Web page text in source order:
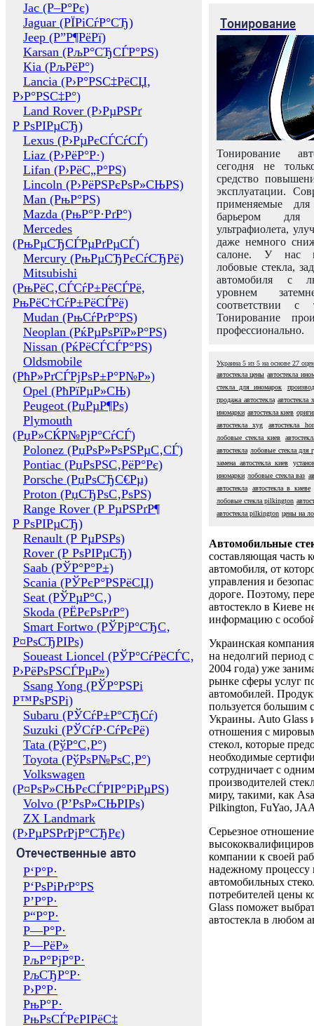
Jac (Р–Р°Рє)
Jaguar (РЇРіСѓР°СЂ)
Jeep (Р”Р¶РёРї)
Karsan (РљР°СЂСЃР°РЅ)
Kia (РљРёР°)
Lancia (Р›Р°РЅС‡РёСЏ,
Р›Р°РЅС‡Р°)
Land Rover (Р›РµРЅРґ
Р РѕРІРµСЂ)
Lexus (Р›РµРєСЃСѓСЃ)
Liaz (Р›РёР°Р·)
Lifan (Р›РёС„Р°РЅ)
Lincoln (Р›РёРЅРєРѕР»СЊРЅ)
Man (РњР°РЅ)
Mazda (РњР°Р·РґР°)
Mercedes
(РњРµСЂСЃРµРґРµСЃ)
Mercury (РњРµСЂРєСѓСЂРё)
Mitsubishi
(РњРёС‚СЃСѓР±РёСЃРё,
РњРёС†СѓР±РёСЃРё)
Mudan (РњСѓРґР°РЅ)
Neoplan (РќРµРѕРїР»Р°РЅ)
Nissan (РќРёСЃСЃР°РЅ)
Oldsmobile
(РћР»РґСЃРјРѕР±Р°Р№Р»)
Opel (РћРїРµР»СЊ)
Peugeot (РџРµР¶Рѕ)
Plymouth
(РџР»СЌР№РјР°СѓСЃ)
Polonez (РџРѕР»РѕРЅРµС‚СЃ)
Pontiac (РџРѕРЅС‚РёР°Рє)
Porsche (РџРѕСЂС€Рµ)
Proton (РџСЂРѕС‚РѕРЅ)
Range Rover (Р РµРЅРґР¶
Р РѕРІРµСЂ)
Renault (Р РµРЅРѕ)
Rover (Р РѕРІРµСЂ)
Saab (РЎР°Р°Р±)
Scania (РЎРєР°РЅРёСЏ)
Seat (РЎРµР°С‚)
Skoda (РЁРєРѕРґР°)
Smart Fortwo (РЎРјР°СЂС‚
Р¤РѕСЂРІРѕ)
Soueast Lioncel (РЎР°СѓРёСЃС‚
Р›РёРѕРЅСЃРµР»)
Ssang Yong (РЎР°РЅРі
Р™РѕРЅРі)
Subaru (РЎСѓР±Р°СЂСѓ)
Suzuki (РЎСѓР·СѓРєРё)
Tata (РўР°С‚Р°)
Toyota (РўРѕР№РѕС‚Р°)
Volkswagen
(Р¤РѕР»СЊРєСЃРІР°РіРµРЅ)
Volvo (Р’РѕР»СЊРІРѕ)
ZX Landmark
(Р›РµРЅРґРјР°СЂРє)
Отечественные авто
Р‘Р°Р·
Р‘РѕРіРґР°РЅ
Р’Р°Р·
Р“Р°Р·
Р—Р°Р·
Р—РёР»
РљР°РјР°Р·
РљСЂР°Р·
Р›Р°Р·
РњР°Р·
РњРѕСЃРєРІРёС‡
Тонирование
Тонирование
сегодня не
средство
эксплуатации.
применяемые
барьером для
ультрафиолета,
даже немного
салоне. У нас
лобовые стекла,
автомобиля с
уровнем
соответствии с
Тонирование
профессионально.
Украина 5 из 5 на основе 27
автостекла цены автостекла
стекла для иномарок
продажа автостекла автостекла
иномарки автостекла киев
автостекла xyg
автостекла
лобовые стекла киев
автостекла лобовые стекла для
замена автостекла киев
иномарки лобовые стекла ваз
автостекла
автостекла в киеве
лобовые стекла pilkington
автостекла pilkington цены на
Автомобильные
составляющая часть
автомобиля, от
управления и
дороге. Поэтому,
автостекло в Киеве
информацию с
Украинская
на недолгий период
2004 года) уже
рынке сферы услуг
автомобилей.
пользуется большим
Украины. Auto Glass
отношения с
стекол, которые
необходимые
сотрудничает с
производителей
миру, такими, как
Pilkington, FuYao,
Серьезное отношение
компании к своей
надежному процессу
автомобильных
потребителей цены
Glass поможет
автостекла в любом